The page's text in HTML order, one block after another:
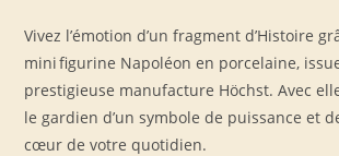
Vivez l’émotion d’un fragment d’Histoire
mini figurine Napoléon en porcelaine,
prestigieuse manufacture Höchst. Avec
le gardien d’un symbole de puissance et
cœur de votre quotidien.